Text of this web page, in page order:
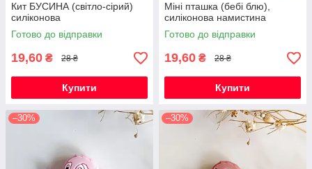
Кит БУСИНА (світло-сірий)
силіконова
Готово до відправки
19,60 ₴ 28 ₴
Купити
Міні пташка (бебі блю),
силіконова намистина
Готово до відправки
19,60 ₴ 28 ₴
Купити
–30% –30%